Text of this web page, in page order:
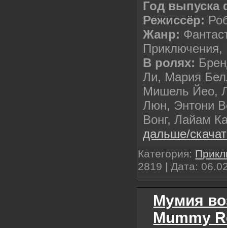
Год выпуска
Режиссёр:
Жанр:
Приключения,
В ролях:
Ли, Мария
Мишель Йео,
Люн, Энтони
Вонг, Лайам
дальше/
Категория:
2819 | Дата:
Мумия
Mummy